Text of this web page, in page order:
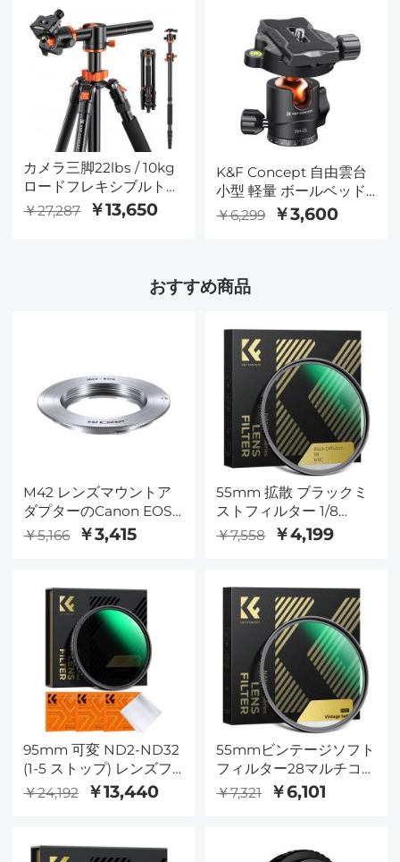
プレート、取り外し可能
な一脚、耐荷重8kg、
SLR/DSLR対応
A225C0+BH-25L Air
Proシリーズ K&F
Concept + クリーニング
セット
DSLR、T255A4 + BH-
28L（旧モデル
TM2515T1）
カメラ三脚22lbs / 10kg
ロードフレキシブルトラ
ベル三脚67イン
DSLR、T255A4 + BH-
￥27,287 ￥13,650
K&F Concept 自由雲台
小型 軽量 ボールベッド
耐荷重 8kg アルミ製
メラ 三脚一脚用 雲台
￥6,299 ￥3,600
おすすめ商品
M42 レンズマウントア
ダプターのCanon EOS
カメラ M42-EF
￥5,166 ￥3,415
55mm 拡散 ブラックミ
ストフィルター 1/8
Nano-X系列
￥7,558 ￥4,199
95mm 可変 ND2-ND32
(1-5 ストップ) レンズフ
ィルター 減光フィルタ
ー 28 層のナノコーティ
Nano-X シリーズ
￥24,192 ￥13,440
55mmビンテージソフト
フィルター28マルチコー
ティングシネマティック
エフェクトカメラレンズ
￥7,321 ￥6,101